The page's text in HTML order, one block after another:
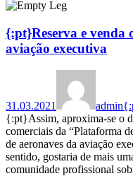
{:pt}Reserva e venda
aviação executiva
31.03.2021 admin
{:pt}Assim, aproxima-se o
comerciais da “Plataforma
de aeronaves da aviação
sentido, gostaria de mais
comunidade profissional